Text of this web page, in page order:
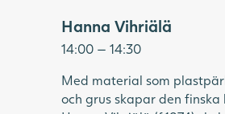
Hanna Vihriälä
14:00 — 14:30
Med material som
och grus skapar den finska